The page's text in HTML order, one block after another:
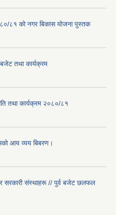
८१ को नगर बिकास योजना पुस्तक
तथा कार्यक्रम
तथा कार्यक्रम २०८०/८१
आय व्यय बिबरण।
सरकारी संस्थाहरू // पुर्व बजेट छलफल